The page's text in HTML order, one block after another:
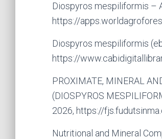
Diospyros mespiliformis –
https://
Diospyros mespiliformis
https://
PROXIMATE, MINERAL
(DIOSPYROS
2026, https://
Nutritional and Mineral